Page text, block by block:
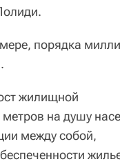
порядка
жилищной
на душу
между собой,